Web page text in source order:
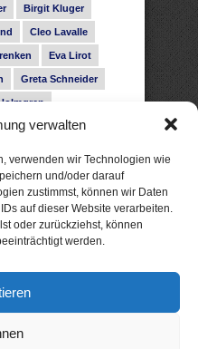
verwalten
verwenden wir Technologien wie
und/oder darauf
zustimmst, können wir Daten
auf dieser Website verarbeiten.
oder zurückziehst, können
werden.
Birgit Kluger
Cleo Lavalle
Eva Lirot
Greta Schneider
Ivo Pala J. Vellguth
Livia Pipes
Martin Krist
Nika Lubitsch
René Junge